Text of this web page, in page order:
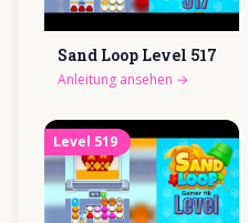
Sand Loop Level 517
Anleitung ansehen →
Level 519